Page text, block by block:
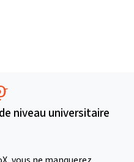
niveau universitaire